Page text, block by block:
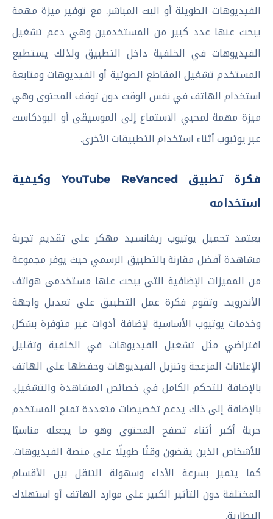
الفيديوهات الطويلة أو البث المباشر. مع توفير ميزة مهمة
يبحث عنها عدد كبير من المستخدمين وهي دعم تشغيل
الفيديوهات في الخلفية داخل التطبيق ولذلك يستطيع
المستخدم تشغيل المقاطع الصوتية أو الفيديوهات ومتابعة
استخدام الهاتف في نفس الوقت دون توقف المحتوى وهي
ميزة مهمة لمحبي الاستماع إلى الموسيقى أو البودكاست
عبر يوتيوب أثناء استخدام التطبيقات الأخرى.
فكرة تطبيق YouTube ReVanced وكيفية
استخدامه
يعتمد تحميل يوتيوب ريفانسيد مهكر على تقديم تجربة
مشاهدة أفضل مقارنة بالتطبيق الرسمي حيث يوفر مجموعة
من المميزات الإضافية التي يبحث عنها مستخدمى هواتف
الأندرويد. وتقوم فكرة عمل التطبيق على تعديل واجهة
وخدمات يوتيوب الأساسية لإضافة أدوات غير متوفرة بشكل
افتراضي مثل تشغيل الفيديوهات في الخلفية وتقليل
الإعلانات المزعجة وتنزيل الفيديوهات وحفظها على الهاتف
بالإضافة للتحكم الكامل في خصائص المشاهدة والتشغيل.
بالإضافة إلى ذلك يدعم تخصيصات متعددة تمنح المستخدم
حرية أكبر أثناء تصفح المحتوى وهو ما يجعله مناسبًا
للأشخاص الذين يقضون وقتًا طويلًا على منصة الفيديوهات.
كما يتميز بسرعة الأداء وسهولة التنقل بين الأقسام
المختلفة دون التأثير الكبير على موارد الهاتف أو استهلاك
البطارية.